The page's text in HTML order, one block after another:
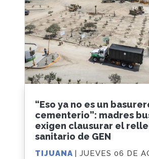
“Eso ya no es un
cementerio”: madres
exigen clausurar el
sanitario de GEN
TIJUANA | JUEVES 06 DE